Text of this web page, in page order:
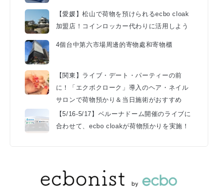
【愛媛】松山で荷物を預けられるecbo cloak
加盟店！コインロッカー代わりに活用しよう
4個台中第六市場周邊的寄物處和寄物櫃
【関東】ライブ・デート・パーティーの前
に！「エクボクローク」導入のヘア・ネイル
サロンで荷物預かり＆当日施術がおすすめ
【5/16-5/17】ベルーナドーム開催のライブに
合わせて、ecbo cloakが荷物預かりを実施！